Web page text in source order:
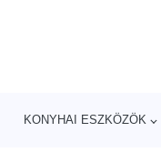
KONYHAI ESZKÖZÖK